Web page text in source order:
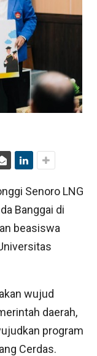
Senoro LNG
Banggai di
beasiswa
wujud
daerah,
program
Cerdas.